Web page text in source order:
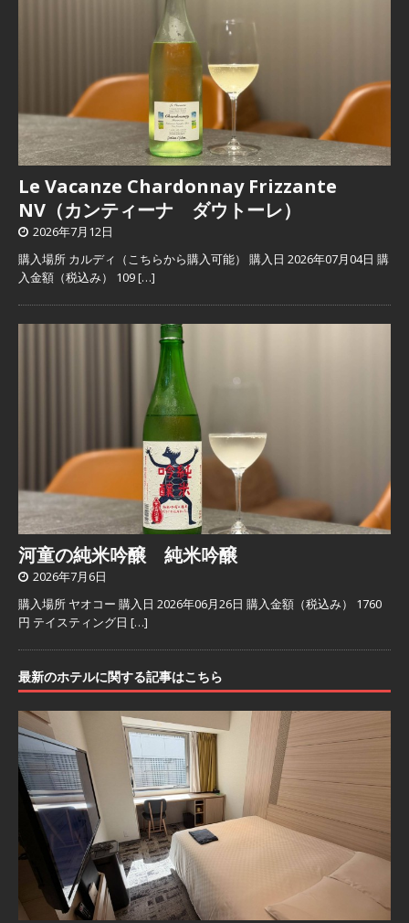
Le Vacanze Chardonnay Frizzante
NV（カンティーナ ダウトーレ）
2026年7月12日
購入場所 カルディ（こちらから購入可能） 購入日 2026年07月04日 購
入金額（税込み） 109[…]
河童の純米吟醸 純米吟醸
2026年7月6日
購入場所 ヤオコー 購入日 2026年06月26日 購入金額（税込み） 1760
円 テイスティング日 […]
最新のホテルに関する記事はこちら